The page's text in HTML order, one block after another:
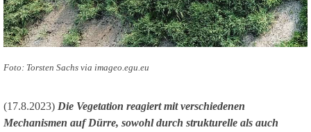
Foto: Torsten Sachs via imageo.egu.eu
(17.8.2023) Die Vegetation reagiert mit verschiedenen
Mechanismen auf Dürre, sowohl durch strukturelle als auch